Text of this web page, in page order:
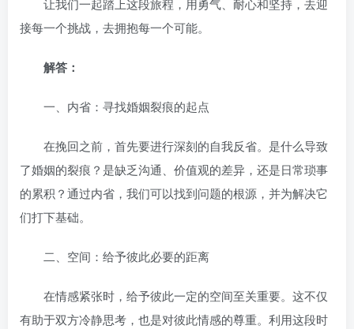
让我们一起踏上这段旅程，用勇气、耐心和坚持，去迎
接每一个挑战，去拥抱每一个可能。
解答：
一、内省：寻找婚姻裂痕的起点
在挽回之前，首先要进行深刻的自我反省。是什么导致
了婚姻的裂痕？是缺乏沟通、价值观的差异，还是日常琐事
的累积？通过内省，我们可以找到问题的根源，并为解决它
们打下基础。
二、空间：给予彼此必要的距离
在情感紧张时，给予彼此一定的空间至关重要。这不仅
有助于双方冷静思考，也是对彼此情感的尊重。利用这段时